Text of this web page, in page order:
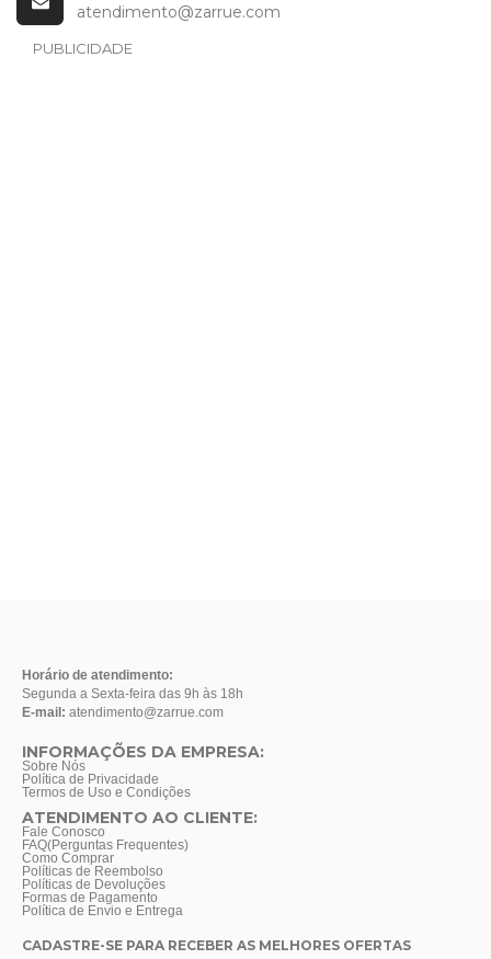
atendimento@zarrue.com
PUBLICIDADE
Horário de atendimento:
Segunda a Sexta-feira das 9h às 18h
E-mail: atendimento@zarrue.com
INFORMAÇÕES DA EMPRESA:
Sobre Nós
Política de Privacidade
Termos de Uso e Condições
ATENDIMENTO AO CLIENTE:
Fale Conosco
FAQ(Perguntas Frequentes)
Como Comprar
Políticas de Reembolso
Políticas de Devoluções
Formas de Pagamento
Política de Envio e Entrega
CADASTRE-SE PARA RECEBER AS MELHORES OFERTAS